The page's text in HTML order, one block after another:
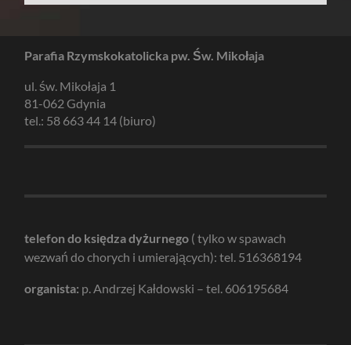
Parafia Rzymskokatolicka pw. Św. Mikołaja
ul. św. Mikołaja 1
81-062 Gdynia
tel.: 58 663 44 14 (biuro)
telefon do księdza dyżurnego ( tylko w spawach
wezwań do chorych i umierających): tel. 516368194
organista: p. Andrzej Kałdowski – tel. 606195684